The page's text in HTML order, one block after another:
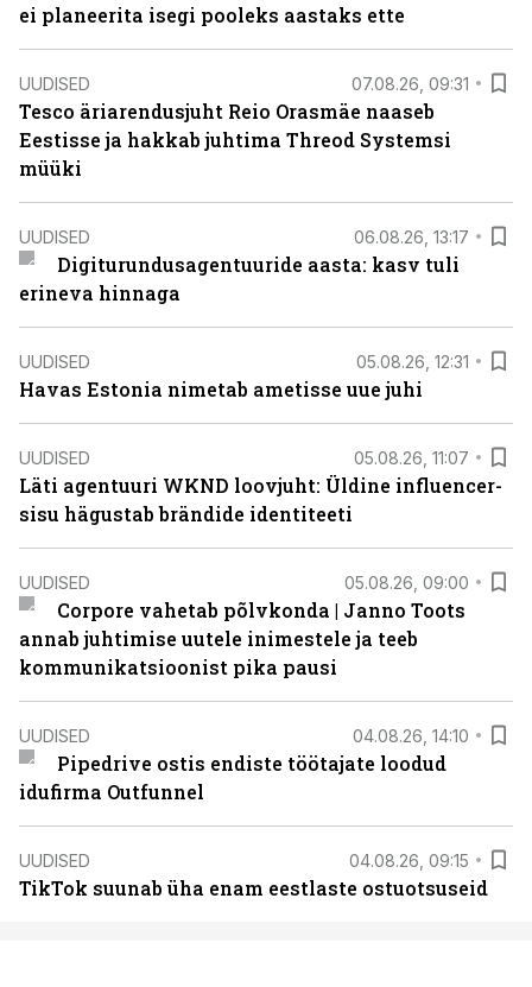
ei planeerita isegi pooleks aastaks ette
UUDISED 07.08.26, 09:31
Tesco äriarendusjuht Reio Orasmäe naaseb
Eestisse ja hakkab juhtima Threod Systemsi
müüki
UUDISED 06.08.26, 13:17
Digiturundusagentuuride aasta: kasv tuli
erineva hinnaga
UUDISED 05.08.26, 12:31
Havas Estonia nimetab ametisse uue juhi
UUDISED 05.08.26, 11:07
Läti agentuuri WKND loovjuht: Üldine influencer-
sisu hägustab brändide identiteeti
UUDISED 05.08.26, 09:00
Corpore vahetab põlvkonda | Janno Toots
annab juhtimise uutele inimestele ja teeb
kommunikatsioonist pika pausi
UUDISED 04.08.26, 14:10
Pipedrive ostis endiste töötajate loodud
idufirma Outfunnel
UUDISED 04.08.26, 09:15
TikTok suunab üha enam eestlaste ostuotsuseid